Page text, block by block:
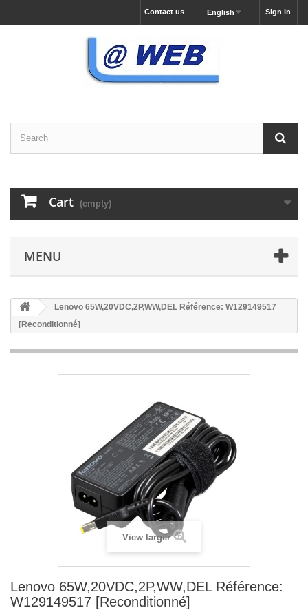
Sign in
English
Contact us
Cart (empty)
MENU
Lenovo 65W,20VDC,2P,WW,DEL Référence: W129149517
[Reconditionné]
View larger
Lenovo 65W,20VDC,2P,WW,DEL Référence:
W129149517 [Reconditionné]